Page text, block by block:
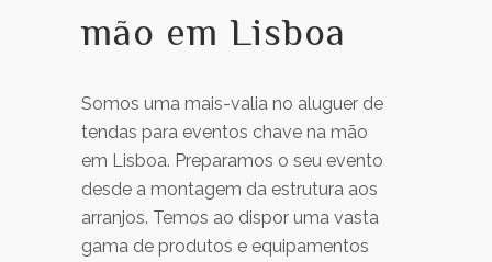
mão em Lisboa
Somos uma mais-valia no aluguer de
tendas para eventos chave na mão
em Lisboa. Preparamos o seu evento
desde a montagem da estrutura aos
arranjos. Temos ao dispor uma vasta
gama de produtos e equipamentos